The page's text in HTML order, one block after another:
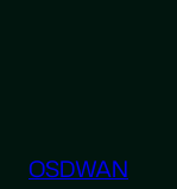
OSDWAN